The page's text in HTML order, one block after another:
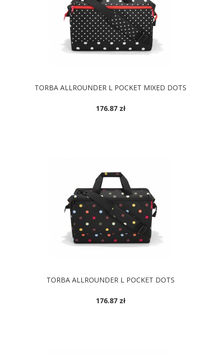
TORBA ALLROUNDER L POCKET MIXED DOTS
176.87 zł
TORBA ALLROUNDER L POCKET DOTS
176.87 zł